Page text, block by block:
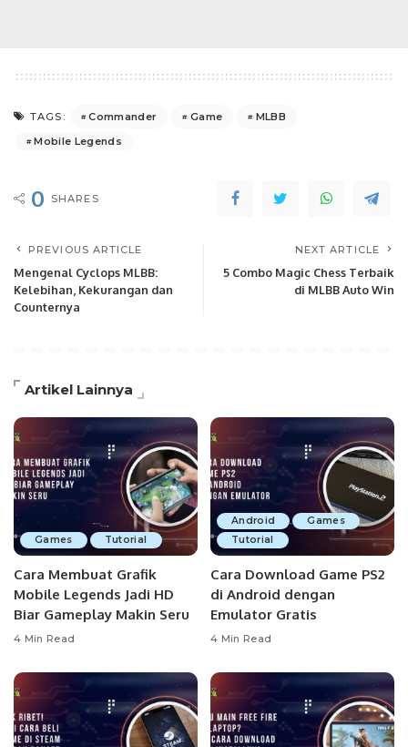
TAGS: Commander Game
MLBB
Mobile Legends
0 SHARES
PREVIOUS ARTICLE
Mengenal Cyclops MLBB:
Kelebihan, Kekurangan dan
Counternya
NEXT ARTICLE
5 Combo Magic Chess Terbaik
di MLBB Auto Win
Artikel Lainnya
Games Tutorial
Cara Membuat Grafik
Mobile Legends Jadi HD
Biar Gameplay Makin Seru
4 Min Read
Android
Games
Tutorial
Cara Download Game PS2
di Android dengan
Emulator Gratis
4 Min Read